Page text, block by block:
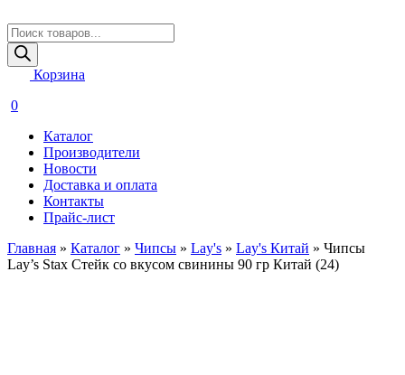
Поиск
товаров
Корзина
0
Каталог
Производители
Новости
Доставка и оплата
Контакты
Прайс-лист
Главная » Каталог » Чипсы » Lay's » Lay's Китай » Чипсы
Lay’s Stax Стейк со вкусом свинины 90 гр Китай (24)